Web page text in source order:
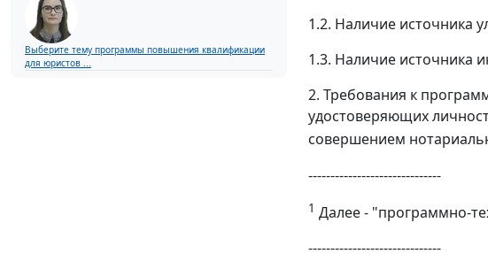
Выберите тему программы повышения квалификации
для юристов ...
1.2. Наличие источника
1.3. Наличие источника
2. Требования к
удостоверяющих
совершением
------------------------------
1 Далее - "программно-
------------------------------